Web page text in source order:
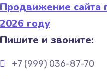
Продвижение сайта
2026 году
Пишите и звоните:
+7 (999) 036-87-70